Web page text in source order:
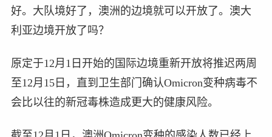
好。大队境好了，澳洲的边境就可以开放了。澳大
利亚边境开放了吗？
原定于12月1日开始的国际边境重新开放将推迟两周
至12月15日，直到卫生部门确认Omicron变种病毒不
会比以往的新冠毒株造成更大的健康风险。